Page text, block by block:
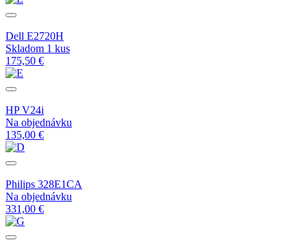
Dell E2720H
Skladom 1 kus
175,50 €
HP V24i
Na objednávku
135,00 €
Philips 328E1CA
Na objednávku
331,00 €